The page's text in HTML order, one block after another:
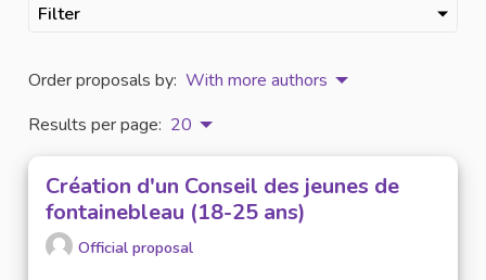
Filter
Order proposals by: With more authors
Results per page: 20
Création d'un Conseil des jeunes de
fontainebleau (18-25 ans)
Official proposal